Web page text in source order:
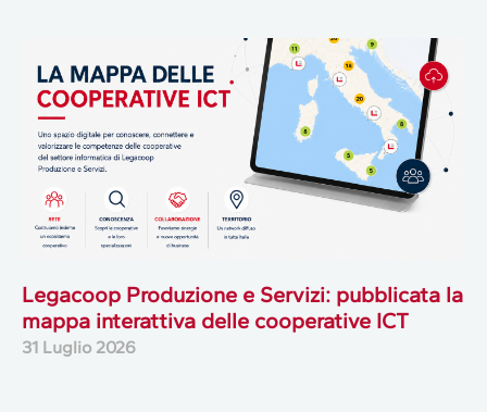
Legacoop Produzione e Servizi: pubblicata la
mappa interattiva delle cooperative ICT
31 Luglio 2026